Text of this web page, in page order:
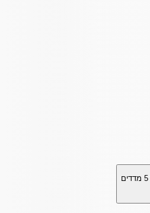
5 מדדים